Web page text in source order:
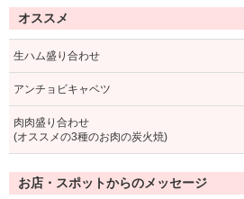
オススメ
生ハム盛り合わせ
アンチョビキャベツ
肉肉盛り合わせ
(オススメの3種のお肉の炭火焼)
お店・スポットからのメッセージ